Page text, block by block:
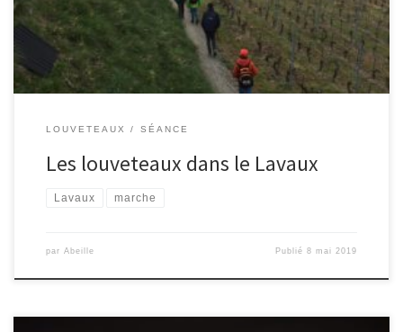
battus nous avons profitez une dernière fois de […]
LOUVETEAUX SÉANCE
Les louveteaux dans le Lavaux
Lavaux marche
par Abeille Publié8 mai 2019